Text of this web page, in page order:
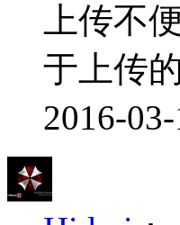
上传不
于上传
2016-